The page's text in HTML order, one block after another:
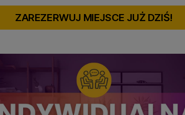
ZAREZERWUJ MIEJSCE JUŻ DZIŚ!